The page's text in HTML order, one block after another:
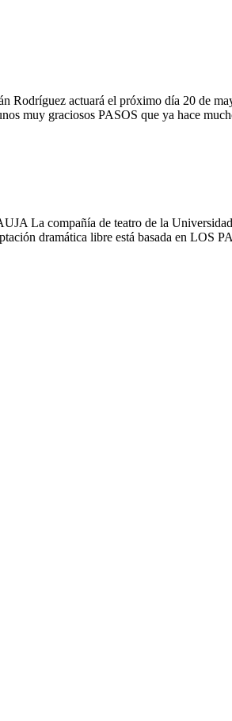
actuará el próximo día 20 de
muy graciosos PASOS que ya hace
La compañía de teatro de la
dramática libre está basada en LOS